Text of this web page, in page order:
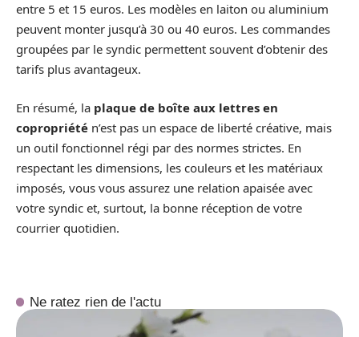
entre 5 et 15 euros. Les modèles en laiton ou aluminium
peuvent monter jusqu’à 30 ou 40 euros. Les commandes
groupées par le syndic permettent souvent d’obtenir des
tarifs plus avantageux.
En résumé, la plaque de boîte aux lettres en
copropriété n’est pas un espace de liberté créative, mais
un outil fonctionnel régi par des normes strictes. En
respectant les dimensions, les couleurs et les matériaux
imposés, vous vous assurez une relation apaisée avec
votre syndic et, surtout, la bonne réception de votre
courrier quotidien.
Ne ratez rien de l'actu